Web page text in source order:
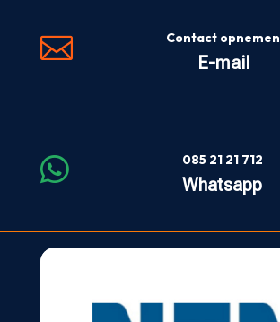
 Contact opnemen
E-mail
 085 21 21 712
Whatsapp